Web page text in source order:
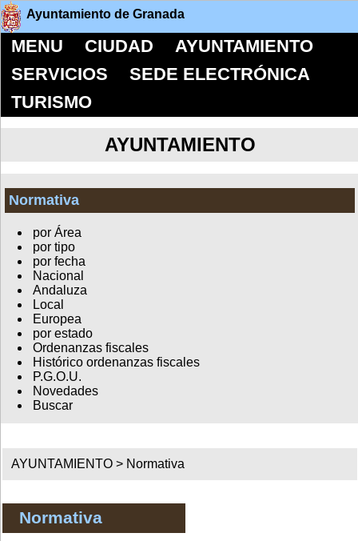
Ayuntamiento de Granada
MENU CIUDAD
AYUNTAMIENTO
SERVICIOS
SEDE ELECTRÓNICA
TURISMO
AYUNTAMIENTO
Normativa
por Área
por tipo
por fecha
Nacional
Andaluza
Local
Europea
por estado
Ordenanzas fiscales
Histórico ordenanzas fiscales
P.G.O.U.
Novedades
Buscar
AYUNTAMIENTO > Normativa
Normativa